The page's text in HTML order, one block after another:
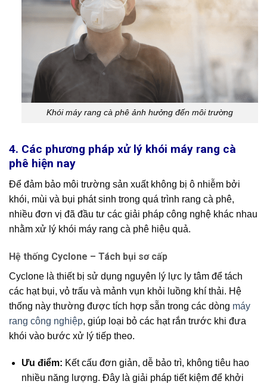
Khói máy rang cà phê ảnh hưởng đến môi trường
4. Các phương pháp xử lý khói máy rang cà
phê hiện nay
Để đảm bảo môi trường sản xuất không bị ô nhiễm bởi
khói, mùi và bụi phát sinh trong quá trình rang cà phê,
nhiều đơn vị đã đầu tư các giải pháp công nghệ khác nhau
nhằm xử lý khói máy rang cà phê hiệu quả.
Hệ thống Cyclone – Tách bụi sơ cấp
Cyclone là thiết bị sử dụng nguyên lý lực ly tâm để tách
các hạt bụi, vỏ trấu và mảnh vụn khỏi luồng khí thải. Hệ
thống này thường được tích hợp sẵn trong các dòng máy
rang công nghiệp, giúp loại bỏ các hạt rắn trước khi đưa
khói vào bước xử lý tiếp theo.
Ưu điểm: Kết cấu đơn giản, dễ bảo trì, không tiêu hao
nhiều năng lượng. Đây là giải pháp tiết kiệm để khởi